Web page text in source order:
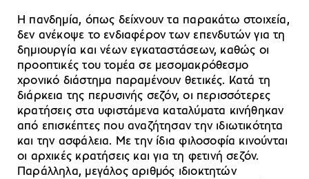
Η πανδημία, όπως δείχνουν τα παρακάτω στοιχεία,
δεν ανέκοψε το ενδιαφέρον των επενδυτών για τη
δημιουργία και νέων εγκαταστάσεων, καθώς οι
προοπτικές του τομέα σε μεσομακρόθεσμο
χρονικό διάστημα παραμένουν θετικές. Κατά τη
διάρκεια της περυσινής σεζόν, οι περισσότερες
κρατήσεις στα υφιστάμενα καταλύματα κινήθηκαν
από επισκέπτες που αναζήτησαν την ιδιωτικότητα
και την ασφάλεια. Με την ίδια φιλοσοφία κινούνται
οι αρχικές κρατήσεις και για τη φετινή σεζόν.
Παράλληλα, μεγάλος αριθμός ιδιοκτητών